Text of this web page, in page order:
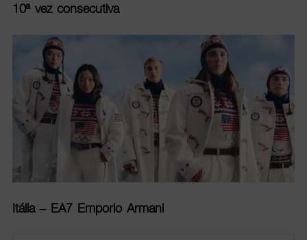
10ª vez consecutiva
Itália – EA7 Emporio Armani